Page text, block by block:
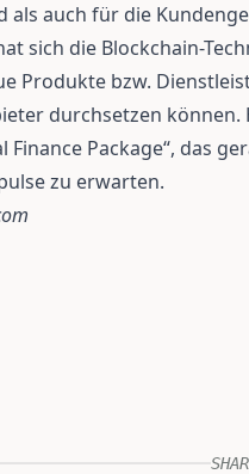
auch für die
sich die Blockchain-
Produkte bzw.
durchsetzen können.
Package“, das
zu erwarten.